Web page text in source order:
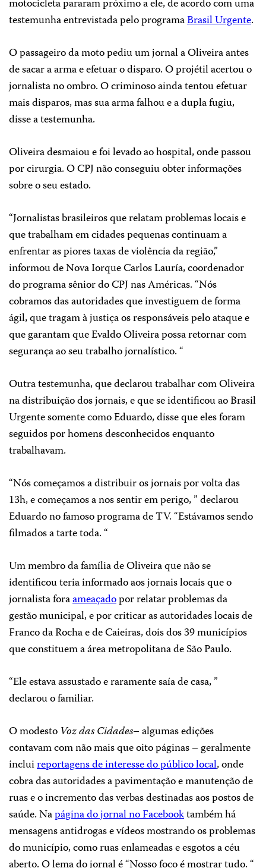
motocicleta pararam próximo a ele, de acordo com uma
testemunha entrevistada pelo programaBrasil Urgente.
O passageiro da moto pediu um jornal a Oliveira antes
de sacar a arma e efetuar o disparo. O projétil acertou o
jornalista no ombro. O criminoso ainda tentou efetuar
mais disparos, mas sua arma falhou e a dupla fugiu,
disse a testemunha.
Oliveira desmaiou e foi levado ao hospital, onde passou
por cirurgia. O CPJ não conseguiu obter informações
sobre o seu estado.
“Jornalistas brasileiros que relatam problemas locais e
que trabalham em cidades pequenas continuam a
enfrentar as piores taxas de violência da região,”
informou de Nova Iorque Carlos Lauría, coordenador
do programa sênior do CPJ nas Américas. “Nós
cobramos das autoridades que investiguem de forma
ágil, que tragam à justiça os responsáveis pelo ataque e
que garantam que Evaldo Oliveira possa retornar com
segurança ao seu trabalho jornalístico. “
Outra testemunha, que declarou trabalhar com Oliveira
na distribuição dos jornais, e que se identificou ao Brasil
Urgente somente como Eduardo, disse que eles foram
seguidos por homens desconhecidos enquanto
trabalhavam.
“Nós começamos a distribuir os jornais por volta das
13h, e começamos a nos sentir em perigo, ” declarou
Eduardo no famoso programa de TV. “Estávamos sendo
filmados a tarte toda. “
Um membro da família de Oliveira que não se
identificou teria informado aos jornais locais que o
jornalista foraameaçadopor relatar problemas da
gestão municipal, e por criticar as autoridades locais de
Franco da Rocha e de Caieiras, dois dos 39 municípios
que constituem a área metropolitana de São Paulo.
“Ele estava assustado e raramente saía de casa, ”
declarou o familiar.
O modesto Voz das Cidades– algumas edições
contavam com não mais que oito páginas – geralmente
incluireportagens de interesse do público local, onde
cobra das autoridades a pavimentação e manutenção de
ruas e o incremento das verbas destinadas aos postos de
saúde. Napágina do jornal no Facebooktambém há
mensagens antidrogas e vídeos mostrando os problemas
do município, como ruas enlameadas e esgotos a céu